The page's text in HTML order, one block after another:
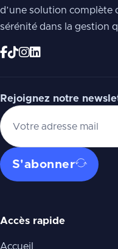
d’une solution complète
sérénité dans la gestion
Rejoignez notre
S'abonner
Accès rapide
Accueil